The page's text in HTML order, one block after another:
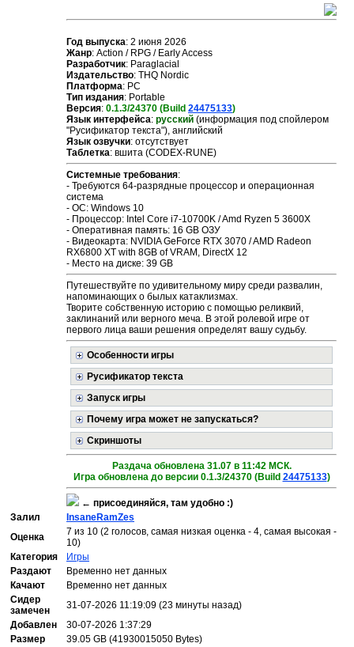
Год выпуска: 2 июня 2026
Жанр: Action / RPG / Early Access
Разработчик: Paraglacial
Издательство: THQ Nordic
Платформа: PC
Тип издания: Portable
Версия: 0.1.3/24370 (Build 24475133)
Язык интерфейса: русский (информация под спойлером
"Русификатор текста"), английский
Язык озвучки: отсутствует
Таблетка: вшита (CODEX-RUNE)
Системные требования:
- Требуются 64-разрядные процессор и операционная
система
- ОС: Windows 10
- Процессор: Intel Core i7-10700K / Amd Ryzen 5 3600X
- Оперативная память: 16 GB ОЗУ
- Видеокарта: NVIDIA GeForce RTX 3070 / AMD Radeon
RX6800 XT with 8GB of VRAM, DirectX 12
- Место на диске: 39 GB
Путешествуйте по удивительному миру среди развалин,
напоминающих о былых катаклизмах.
Творите собственную историю с помощью реликвий,
заклинаний или верного меча. В этой ролевой игре от
первого лица ваши решения определят вашу судьбу.
Особенности игры
Русификатор текста
Запуск игры
Почему игра может не запускаться?
Скриншоты
Раздача обновлена 31.07 в 11:42 МСК.
Игра обновлена до версии 0.1.3/24370 (Build 24475133)
← присоединяйся, там удобно :)
Залил
InsaneRamZes
Оценка
7 из 10 (2 голосов, самая низкая оценка - 4, самая высокая -
10)
Категория
Игры
Раздают
Временно нет данных
Качают
Временно нет данных
Сидер
замечен
31-07-2026 11:19:09 (23 минуты назад)
Добавлен
30-07-2026 1:37:29
Размер
39.05 GB (41930015050 Bytes)